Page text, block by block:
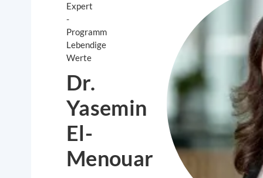
Expert
-
Programm
Lebendige
Werte
Dr.
Yasemin
El-
Menouar